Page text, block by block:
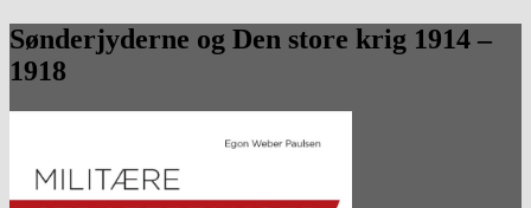
Sønderjyderne og Den store krig 1914 –
1918